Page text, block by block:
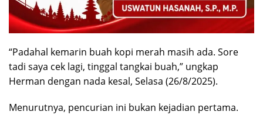
“Padahal kemarin buah kopi merah masih ada. Sore
tadi saya cek lagi, tinggal tangkai buah,” ungkap
Herman dengan nada kesal, Selasa (26/8/2025).
Menurutnya, pencurian ini bukan kejadian pertama.